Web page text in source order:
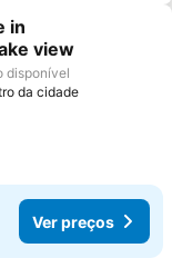
favoritos
in
view
disponível
da cidade
Ver preços